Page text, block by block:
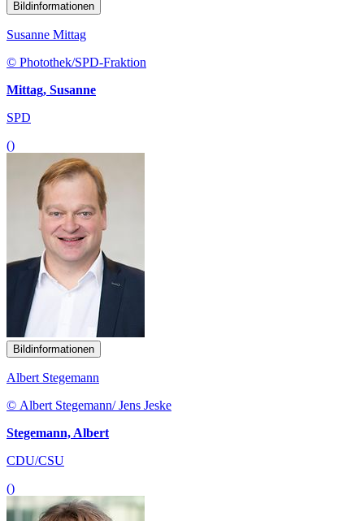
Bildinformationen
Susanne Mittag
© Photothek/SPD-Fraktion
Mittag, Susanne
SPD
()
Bildinformationen
Albert Stegemann
© Albert Stegemann/ Jens Jeske
Stegemann, Albert
CDU/CSU
()